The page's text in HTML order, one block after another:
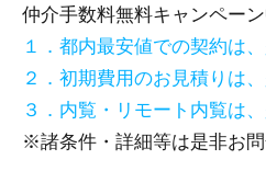
仲介手数料無料キャンペーン
１．都内最安値での契約は
２．初期費用のお見積りは
３．内覧・リモート内覧は
※諸条件・詳細等は是非お問